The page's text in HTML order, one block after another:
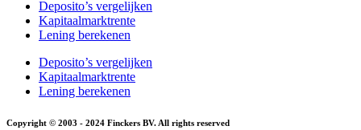
Deposito’s vergelijken
Kapitaalmarktrente
Lening berekenen
Deposito’s vergelijken
Kapitaalmarktrente
Lening berekenen
Copyright © 2003 - 2024 Finckers BV. All rights reserved